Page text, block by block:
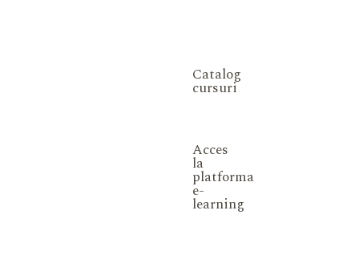
Catalog
cursuri
Acces
la
platforma
e-
learning